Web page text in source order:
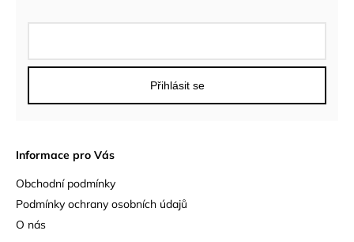
Přihlásit se
Informace pro Vás
Obchodní podmínky
Podmínky ochrany osobních údajů
O nás